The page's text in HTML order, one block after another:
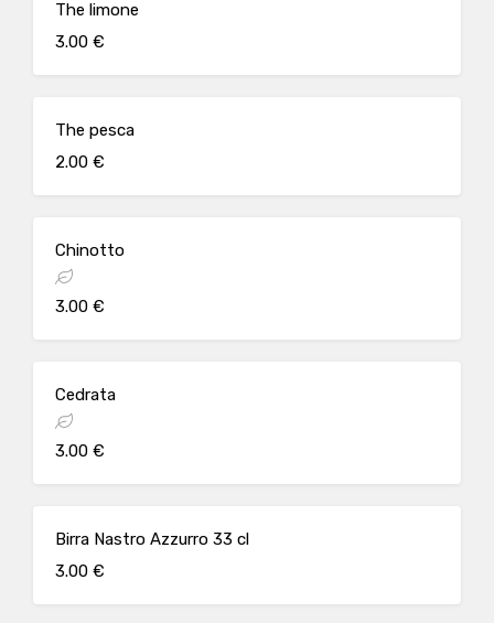
The limone
3.00 €
The pesca
2.00 €
Chinotto
3.00 €
Cedrata
3.00 €
Birra Nastro Azzurro 33 cl
3.00 €